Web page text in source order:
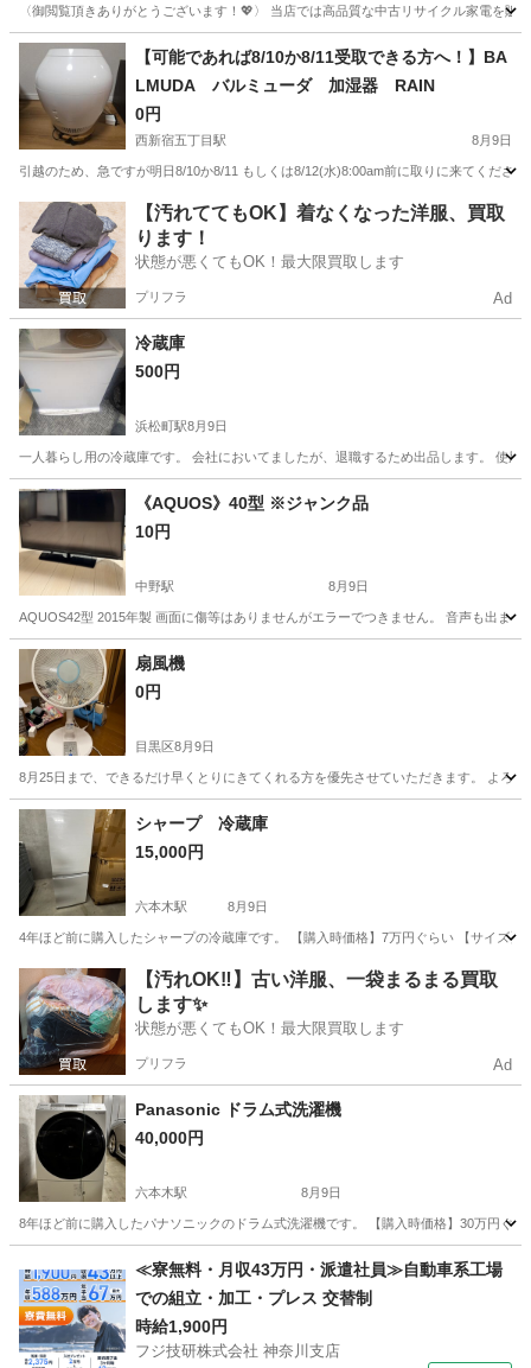
〈御閲覧頂きありがとうございます！💖〉 当店では高品質な中古リサイクル家電を
東京 豊島区 キッチン家電 神奈川 横浜市 キッチン家電
商品
【可能であれば8/10か8/11受取できる方へ！】BA
LMUDA バルミューダ 加湿器 RAIN
0円
西新宿五丁目駅 8月9日
引越のため、急ですが明日8/10か8/11 もしくは8/12(水)8:00am前に取りに来てくださ
東京 渋谷区 西新宿五丁目駅 季節、空調家電
【汚れててもOK】着なくなった洋服、買取
ります！
状態が悪くてもOK！最大限買取します
プリフラ Ad
冷蔵庫
500円
浜松町駅8月9日
一人暮らし用の冷蔵庫です。 会社においてましたが、退職するため出品します。 使
東京 港区 浜松町駅 キッチン家電 会社
《AQUOS》40型 ※ジャンク品
10円
中野駅 8月9日
AQUOS42型 2015年製 画面に傷等はありませんがエラーでつきません。 音声も出ま
東京 中野区 中野駅
扇風機
0円
目黒区8月9日
8月25日まで、できるだけ早くとりにきてくれる方を優先させていただきます。 よろし
東京 目黒区 季節、空調家電
シャープ 冷蔵庫
15,000円
六本木駅 8月9日
4年ほど前に購入したシャープの冷蔵庫です。 【購入時価格】7万円ぐらい 【サイズ
東京 港区 六本木駅 キッチン家電
【汚れOK‼️】古い洋服、一袋まるまる買取
します✨
状態が悪くてもOK！最大限買取します
プリフラ Ad
Panasonic ドラム式洗濯機
40,000円
六本木駅 8月9日
8年ほど前に購入したパナソニックのドラム式洗濯機です。 【購入時価格】30万円
六本木駅 生活家電
≪寮無料・月収43万円・派遣社員≫自動車系工場
での組立・加工・プレス 交替制
時給1,900円
フジ技研株式会社 神奈川支店